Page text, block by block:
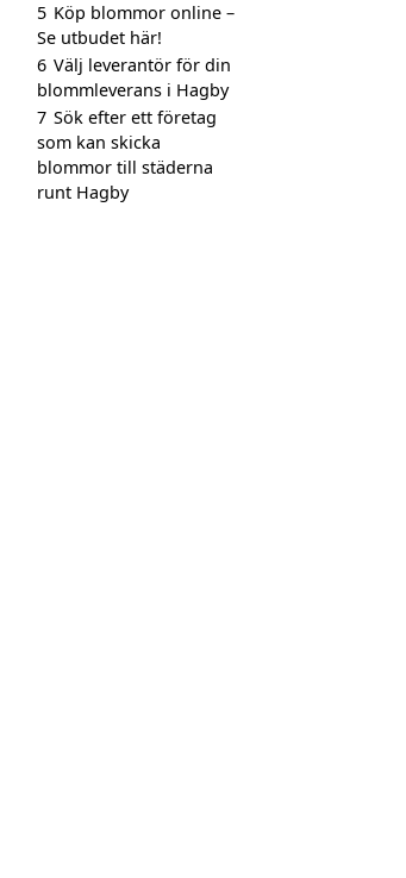
5 Köp blommor online –
Se utbudet här!
6 Välj leverantör för din
blommleverans i Hagby
7 Sök efter ett företag
som kan skicka
blommor till städerna
runt Hagby